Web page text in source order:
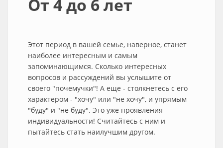
От 4 до 6 лет
Этот период в вашей семье, наверное, станет
наиболее интересным и самым
запоминающимся. Сколько интересных
вопросов и рассуждений вы услышите от
своего "почемучки"! А еще - столкнетесь с его
характером - "хочу" или "не хочу", и упрямым
"буду" и "не буду". Это уже проявления
индивидуальности! Считайтесь с ним и
пытайтесь стать наилучшим другом.